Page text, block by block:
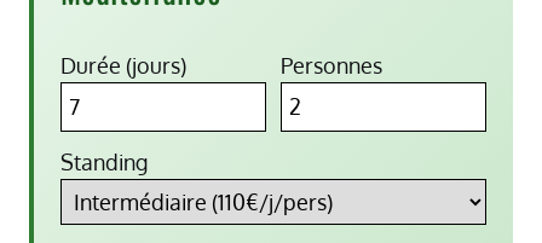
Durée (jours) Personnes
Standing